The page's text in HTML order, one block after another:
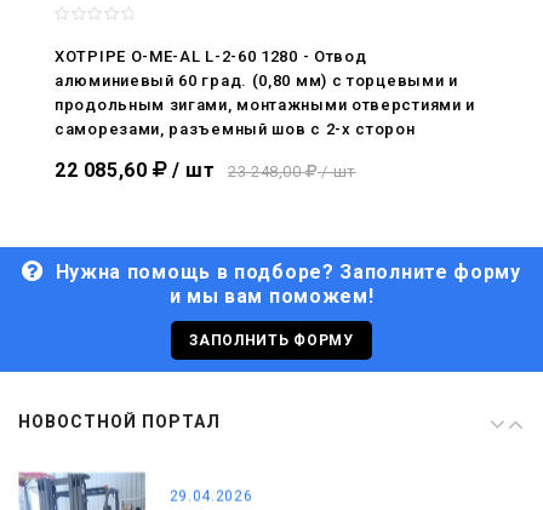
XOTPIPE O-ME-AL L-2-60 1280 - Отвод
алюминиевый 60 град. (0,80 мм) с торцевыми и
продольным зигами, монтажными отверстиями и
саморезами, разъемный шов с 2-х сторон
22 085,60 / шт 23 248,00 / шт
Нужна помощь в подборе? Заполните форму
и мы вам поможем!
ЗАПОЛНИТЬ ФОРМУ
НОВОСТНОЙ ПОРТАЛ
С Днём Победы. Память, которая с
нами
29.04.2026
29.06.2026
С Днём кораблестроителя!
С Днём Победы. Память, которая с
29.04.2026